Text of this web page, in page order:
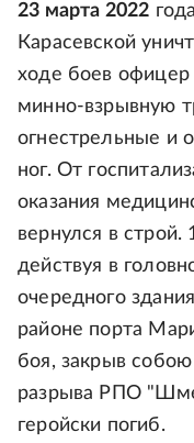
23 марта 2022
Карасевской
ходе боев офицер
минно-взрывную
огнестрельные и
ног. От
оказания
вернулся в строй.
действуя в
очередного
районе порта
боя, закрыв
разрыва РПО
геройски погиб.